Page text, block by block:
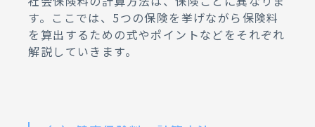
す。ここでは、5つの保険を挙げながら保険料
を算出するための式やポイントなどをそれぞれ
解説していきます。